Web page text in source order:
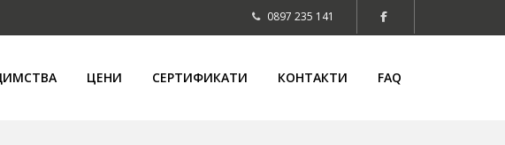
0897 235 141
ЦЕНИ СЕРТИФИКАТИ КОНТАКТИ FAQ